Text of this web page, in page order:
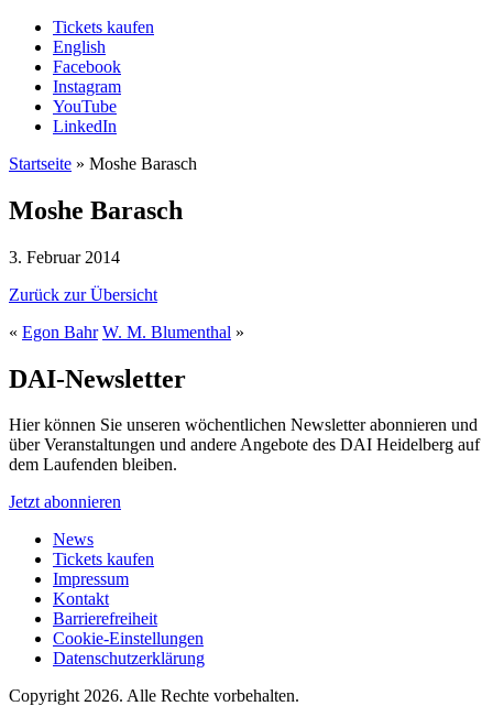
Tickets kaufen
English
Facebook
Instagram
YouTube
LinkedIn
Startseite » Moshe Barasch
Moshe Barasch
3. Februar 2014
Zurück zur Übersicht
« Egon Bahr W. M. Blumenthal »
DAI-Newsletter
Hier können Sie unseren wöchentlichen Newsletter abonnieren und
über Veranstaltungen und andere Angebote des DAI Heidelberg auf
dem Laufenden bleiben.
Jetzt abonnieren
News
Tickets kaufen
Impressum
Kontakt
Barrierefreiheit
Cookie-Einstellungen
Datenschutzerklärung
Copyright 2026. Alle Rechte vorbehalten.